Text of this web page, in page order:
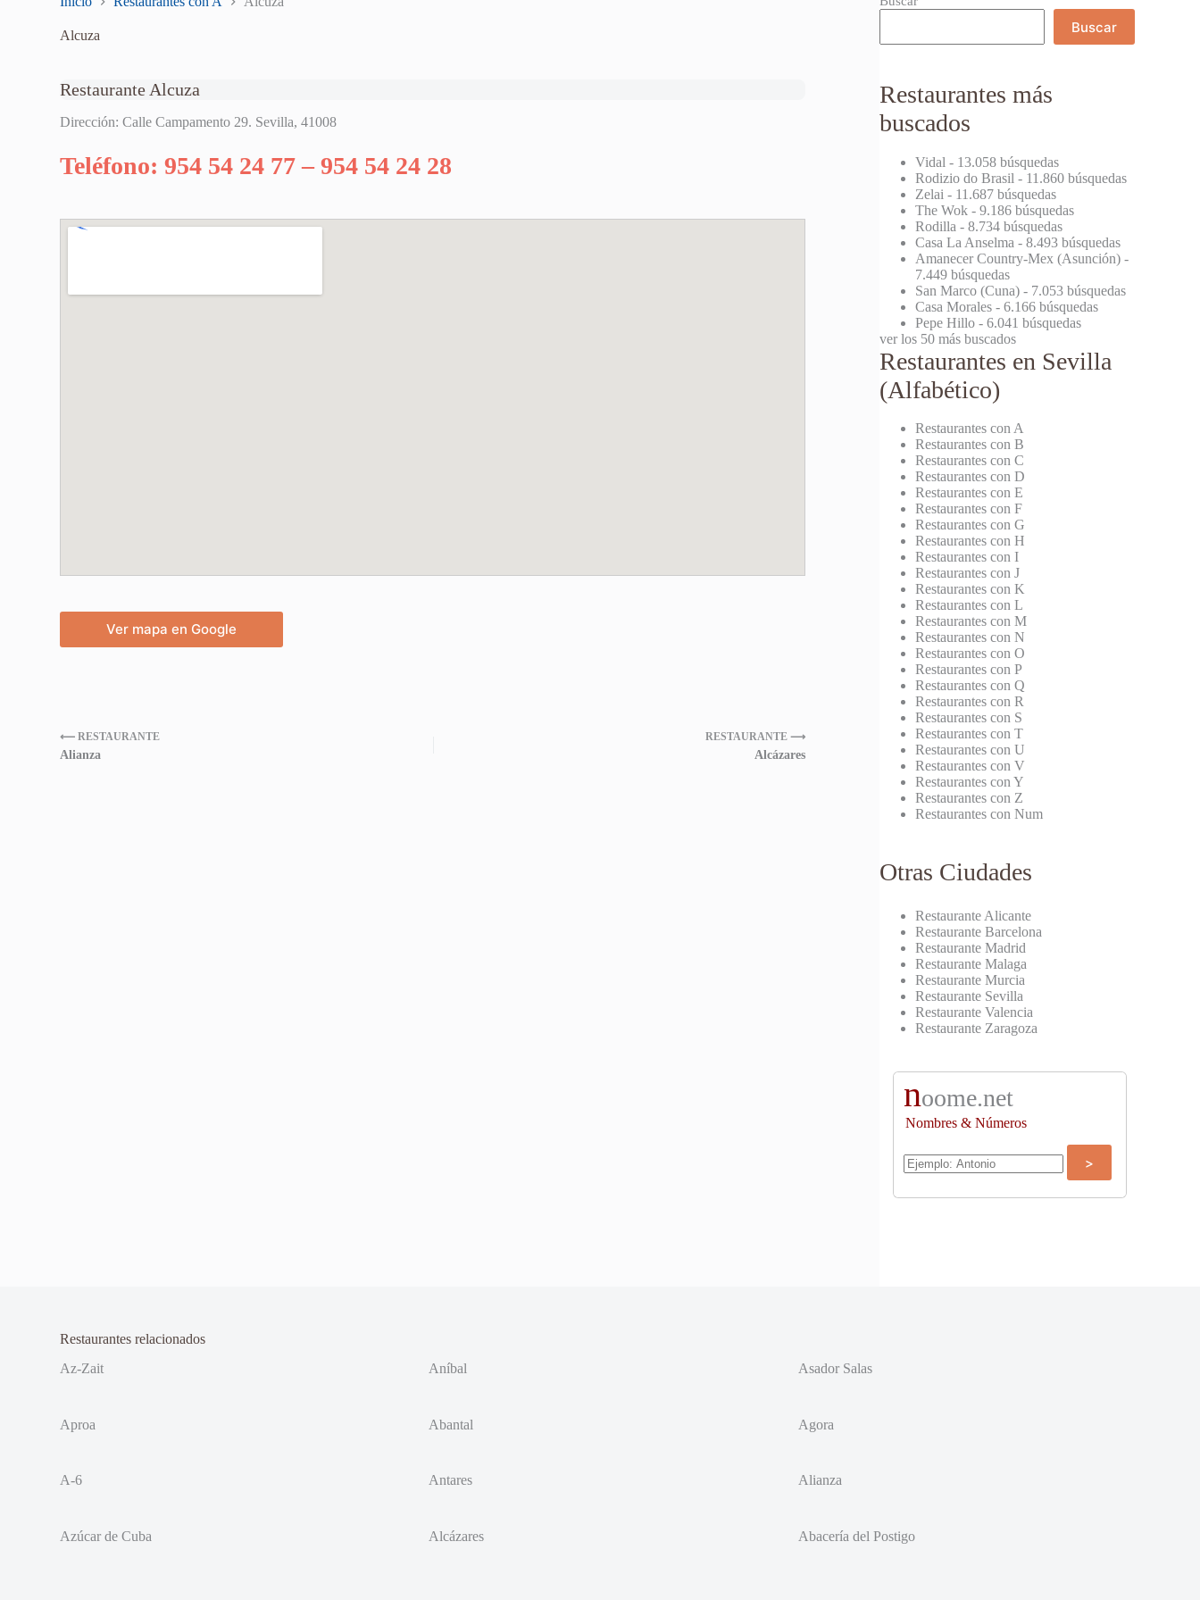
Alcuza
Restaurante Alcuza
Dirección: Calle Campamento 29. Sevilla, 41008
Teléfono: 954 54 24 77 – 954 54 24 28
Ver mapa en Google
⟵ RESTAURANTE
Alianza
RESTAURANTE ⟶
Alcázares
Buscar
Restaurantes más
buscados
Vidal - 13.058 búsquedas
Rodizio do Brasil - 11.860 búsquedas
Zelai - 11.687 búsquedas
The Wok - 9.186 búsquedas
Rodilla - 8.734 búsquedas
Casa La Anselma - 8.493 búsquedas
Amanecer Country-Mex (Asunción) -
7.449 búsquedas
San Marco (Cuna) - 7.053 búsquedas
Casa Morales - 6.166 búsquedas
Pepe Hillo - 6.041 búsquedas
ver los 50 más buscados
Restaurantes en Sevilla
(Alfabético)
Restaurantes con A
Restaurantes con B
Restaurantes con C
Restaurantes con D
Restaurantes con E
Restaurantes con F
Restaurantes con G
Restaurantes con H
Restaurantes con I
Restaurantes con J
Restaurantes con K
Restaurantes con L
Restaurantes con M
Restaurantes con N
Restaurantes con O
Restaurantes con P
Restaurantes con Q
Restaurantes con R
Restaurantes con S
Restaurantes con T
Restaurantes con U
Restaurantes con V
Restaurantes con Y
Restaurantes con Z
Restaurantes con Num
Otras Ciudades
Restaurante Alicante
Restaurante Barcelona
Restaurante Madrid
Restaurante Malaga
Restaurante Murcia
Restaurante Sevilla
Restaurante Valencia
Restaurante Zaragoza
noome.net
Nombres & Números
Restaurantes relacionados
Az-Zait
Aníbal Asador Salas
Aproa Abantal Agora
A-6 Antares Alianza
Azúcar de Cuba Alcázares Abacería del Postigo